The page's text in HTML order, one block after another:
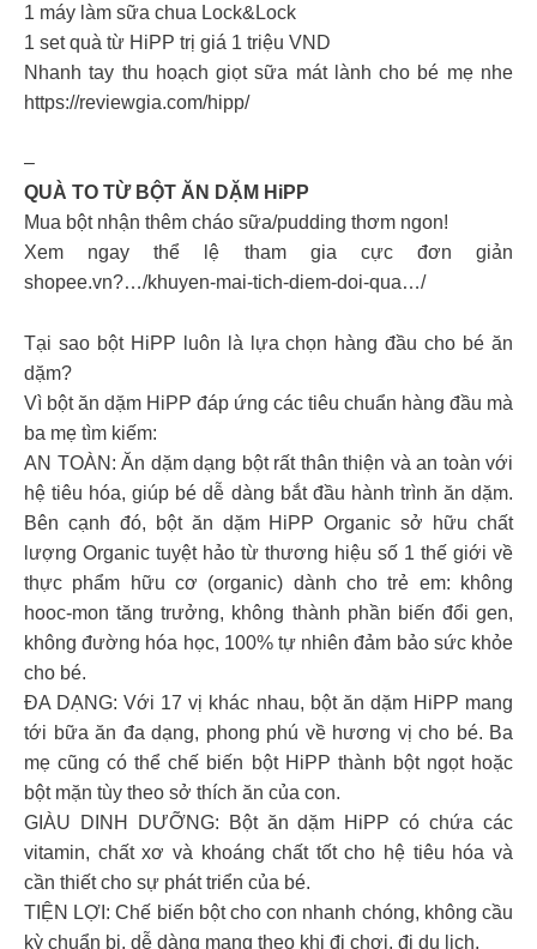
1 máy làm sữa chua Lock&Lock
1 set quà từ HiPP trị giá 1 triệu VND
Nhanh tay thu hoạch giọt sữa mát lành cho bé mẹ nhe
https://reviewgia.com/hipp/
–
QUÀ TO TỪ BỘT ĂN DẶM HiPP
Mua bột nhận thêm cháo sữa/pudding thơm ngon!
Xem ngay thể lệ tham gia cực đơn giản
shopee.vn?…/khuyen-mai-tich-diem-doi-qua…/
Tại sao bột HiPP luôn là lựa chọn hàng đầu cho bé ăn
dặm?
Vì bột ăn dặm HiPP đáp ứng các tiêu chuẩn hàng đầu mà
ba mẹ tìm kiếm:
AN TOÀN: Ăn dặm dạng bột rất thân thiện và an toàn với
hệ tiêu hóa, giúp bé dễ dàng bắt đầu hành trình ăn dặm.
Bên cạnh đó, bột ăn dặm HiPP Organic sở hữu chất
lượng Organic tuyệt hảo từ thương hiệu số 1 thế giới về
thực phẩm hữu cơ (organic) dành cho trẻ em: không
hooc-mon tăng trưởng, không thành phần biến đổi gen,
không đường hóa học, 100% tự nhiên đảm bảo sức khỏe
cho bé.
ĐA DẠNG: Với 17 vị khác nhau, bột ăn dặm HiPP mang
tới bữa ăn đa dạng, phong phú về hương vị cho bé. Ba
mẹ cũng có thể chế biến bột HiPP thành bột ngọt hoặc
bột mặn tùy theo sở thích ăn của con.
GIÀU DINH DƯỠNG: Bột ăn dặm HiPP có chứa các
vitamin, chất xơ và khoáng chất tốt cho hệ tiêu hóa và
cần thiết cho sự phát triển của bé.
TIỆN LỢI: Chế biến bột cho con nhanh chóng, không cầu
kỳ chuẩn bị, dễ dàng mang theo khi đi chơi, đi du lịch.